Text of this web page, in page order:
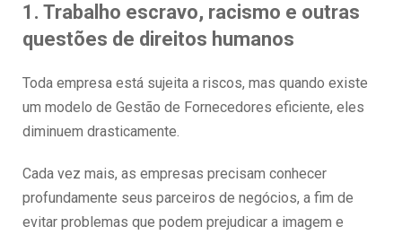
1. Trabalho escravo, racismo e outras
questões de direitos humanos
Toda empresa está sujeita a riscos, mas quando existe
um modelo de Gestão de Fornecedores eficiente, eles
diminuem drasticamente.
Cada vez mais, as empresas precisam conhecer
profundamente seus parceiros de negócios, a fim de
evitar problemas que podem prejudicar a imagem e